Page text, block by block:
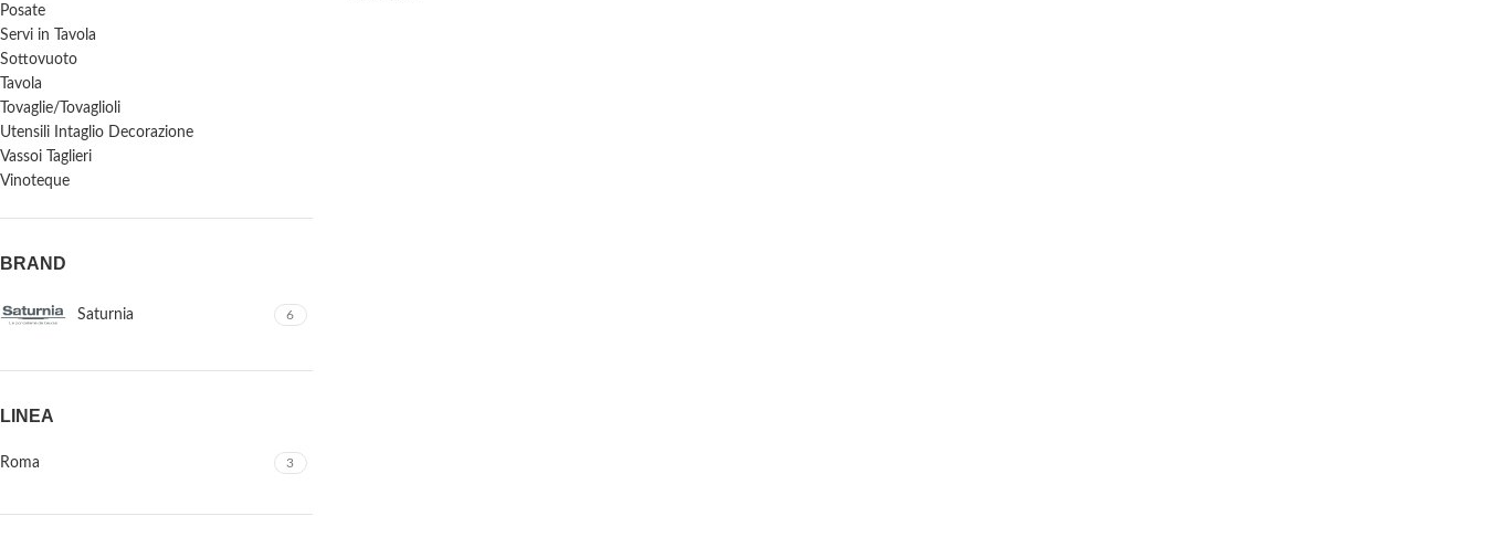
Posate
Servi in Tavola
Sottovuoto
Tavola
Tovaglie/Tovaglioli
Utensili Intaglio Decorazione
Vassoi Taglieri
Vinoteque
BRAND
Saturnia 6
LINEA
Roma 3